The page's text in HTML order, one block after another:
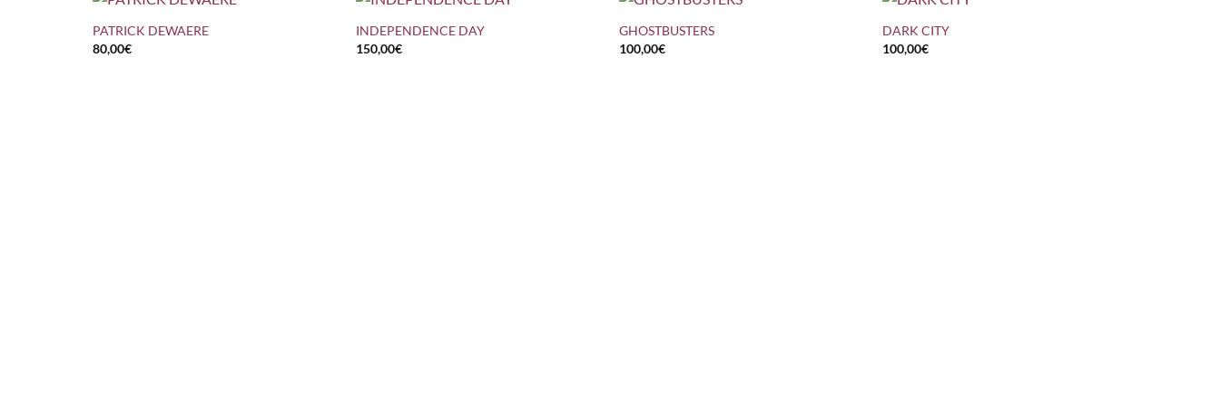
PATRICK DEWAERE
80,00€
INDEPENDENCE DAY
150,00€
GHOSTBUSTERS
100,00€
DARK CITY
100,00€